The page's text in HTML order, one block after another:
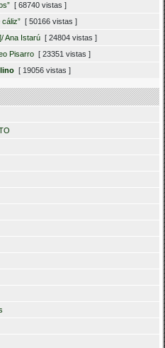
[ 68740 vistas ]
[ 50166 vistas ]
Ana Istarú [ 24804 vistas ]
Pisarro [ 23351 vistas ]
[ 19056 vistas ]